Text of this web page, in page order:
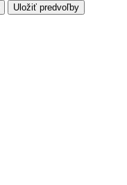
Uložiť predvoľby